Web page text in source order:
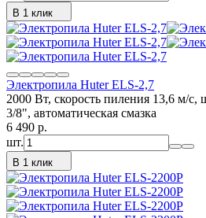
В 1 клик
Электропила Huter ELS-2,7
2000 Вт, скорость пиления 13,6 м/
3/8", автоматическая смазка
6 490 p.
шт.
В 1 клик